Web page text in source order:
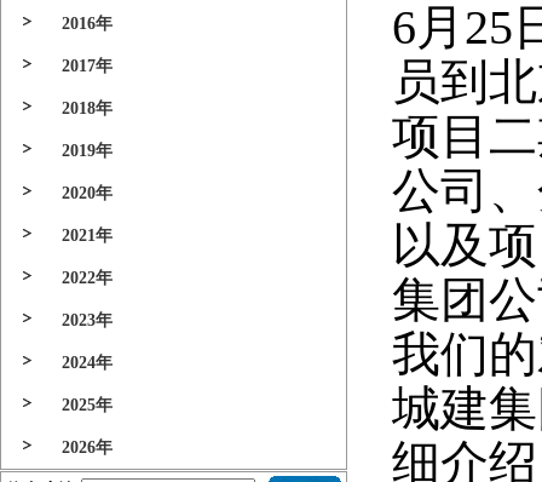
2016年
2017年
2018年
2019年
2020年
2021年
2022年
2023年
2024年
2025年
2026年
6月25
员到
项目
公司
以及
集团
我们
城建
细介